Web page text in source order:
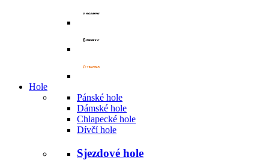
Hole
Pánské hole
Dámské hole
Chlapecké hole
Dívčí hole
Sjezdové hole